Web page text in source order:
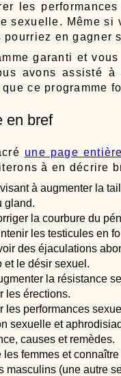
les
sexuelle. Même si
en gagner
garanti et
avons assisté à
ce programme
en bref
une page entière
à en décrire
à augmenter la
gland.
la courbure du
les testicules en
des éjaculations
et le désir sexuel.
la résistance
les érections.
les performances
sexuelle et
causes et remèdes.
femmes et
masculins (une autre